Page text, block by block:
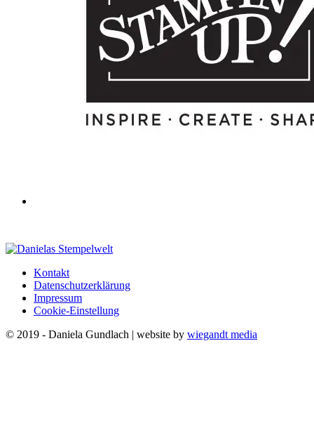
Kontakt
Datenschutzerklärung
Impressum
Cookie-Einstellung
© 2019 - Daniela Gundlach | website by wiegandt media